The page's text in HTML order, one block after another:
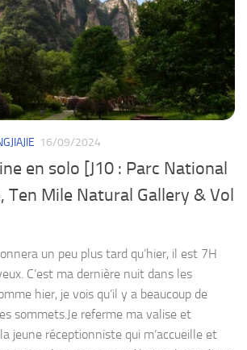
16/09/2024
en solo [J10 : Parc National
Ten Mile Natural Gallery & Vol
un peu plus tard qu’hier, il est 7H
C’est ma dernière nuit dans les
hier, je vois qu’il y a beaucoup de
sommets.Je referme ma valise et
jeune réceptionniste qui m’accueille et